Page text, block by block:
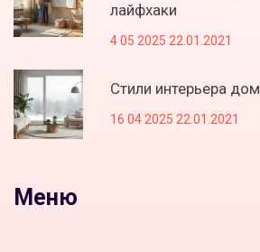
лайфхаки
4 05 2025 22.01.2021
Стили интерьера
16 04 2025 22.01.2021
Меню